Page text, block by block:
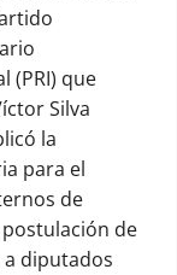
(PRI) que
Silva
la
para el
de
de
diputados